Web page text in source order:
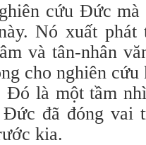
cứu Đức
Nó xuất phát
và tân-nhân
cho nghiên
Đó là một tầm
đã đóng vai
kia.